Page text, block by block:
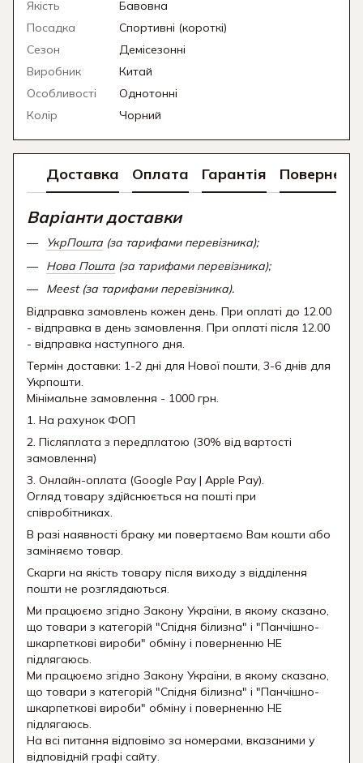
Якість
Бавовна
Посадка
Спортивні (короткі)
Сезон
Демісезонні
Виробник
Китай
Особливості
Однотонні
Колір
Чорний
Доставка Оплата Гарантія
Варіанти доставки
УкрПошта (за тарифами перевізника);
Нова Пошта (за тарифами перевізника);
Meest (за тарифами перевізника).
Відправка замовлень кожен день. При оплаті до 12.00
- відправка в день замовлення. При оплаті після 12.00
- відправка наступного дня.
Термін доставки: 1-2 дні для Нової пошти, 3-6 днів для
Укрпошти.
Мінімальне замовлення - 1000 грн.
1. На рахунок ФОП
2. Післяплата з передплатою (30% від вартості
замовлення)
3. Онлайн-оплата (Google Pay | Apple Pay).
Огляд товару здійснюється на пошті при
співробітниках.
В разі наявності браку ми повертаємо Вам кошти або
заміняємо товар.
Скарги на якість товару після виходу з відділення
пошти не розглядаються.
Ми працюємо згідно Закону України, в якому сказано,
що товари з категорій "Спідня білизна" і "Панчішно-
шкарпеткові вироби" обміну і поверненню НЕ
підлягаюсь.
Ми працюємо згідно Закону України, в якому сказано,
що товари з категорій "Спідня білизна" і "Панчішно-
шкарпеткові вироби" обміну і поверненню НЕ
підлягаюсь.
На всі питання відповімо за номерами, вказаними у
відповідній графі сайту.